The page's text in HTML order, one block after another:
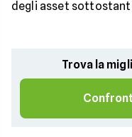
degli asset
Trova la